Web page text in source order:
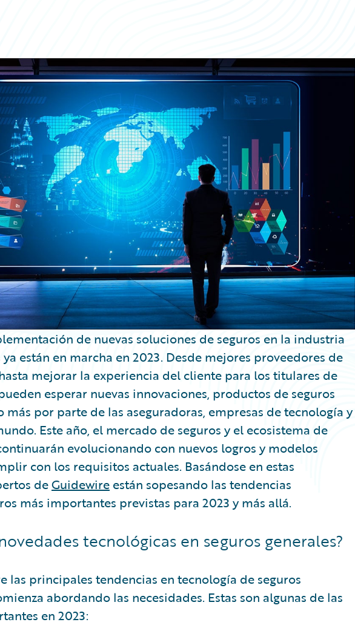
de nuevas soluciones de seguros en la industria
están en marcha en 2023. Desde mejores proveedores de
mejorar la experiencia del cliente para los titulares de
esperar nuevas innovaciones, productos de seguros
más por parte de las aseguradoras, empresas de tecnología y
Este año, el mercado de seguros y el ecosistema de
evolucionando con nuevos logros y modelos
con los requisitos actuales. Basándose en estas
deGuidewire están sopesando las tendencias
más importantes previstas para 2023 y más allá.
tecnológicas en seguros generales?
las principales tendencias en tecnología de seguros
abordando las necesidades. Estas son algunas de las
en 2023: